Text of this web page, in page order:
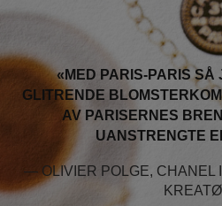
«MED PARIS-PARIS SÅ
GLITRENDE
AV PARISERNES
UANSTRENGTE
— OLIVIER POLGE, CHANEL